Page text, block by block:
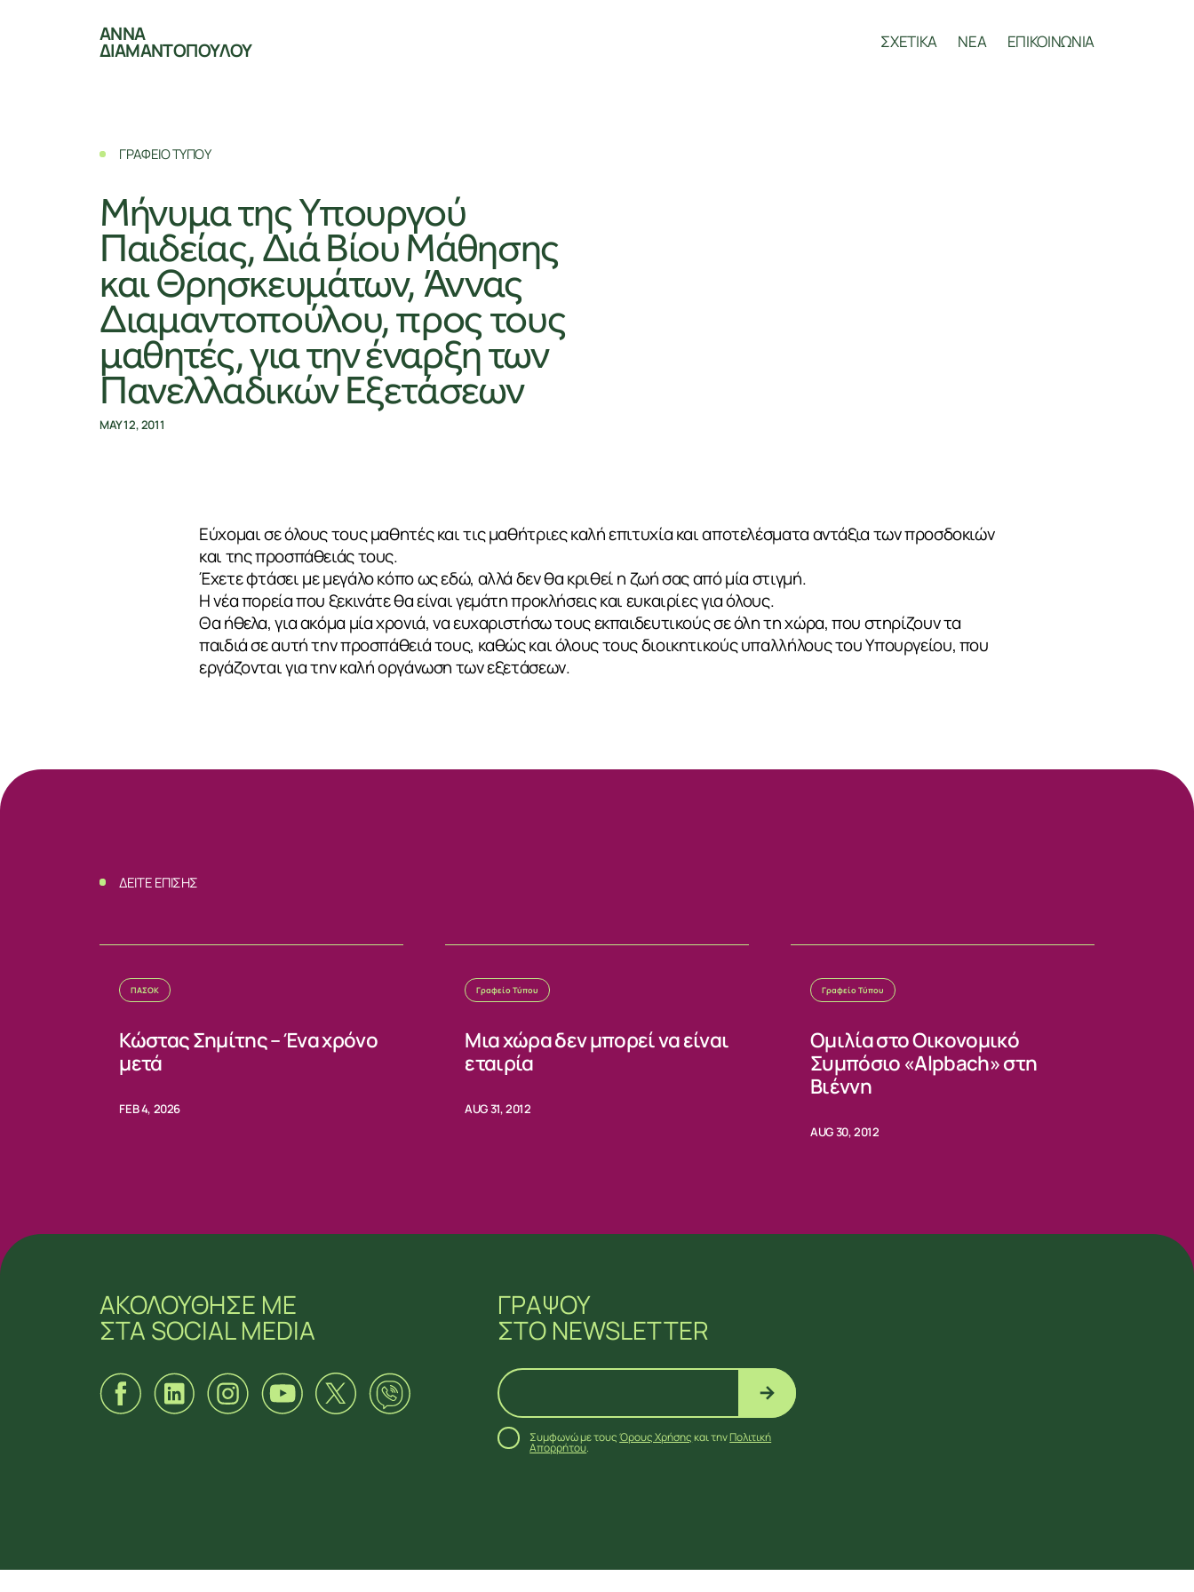
ΣΧΕΤΙΚΑ
ΝΕΑ
ΕΠΙΚΟΙΝΩΝΙΑ
ΑΝΝΑ
ΔΙΑΜΑΝΤΟΠΟΥΛΟΥ ΣΧΕΤΙΚΑ ΝΕΑ ΕΠΙΚΟΙΝΩΝΙΑ
ΓΡΑΦΕΙΟ ΤΥΠΟΥ
Μήνυμα της Υπουργού
Παιδείας, Διά Βίου Μάθησης
και Θρησκευμάτων, Άννας
Διαμαντοπούλου, προς τους
μαθητές, για την έναρξη των
Πανελλαδικών Εξετάσεων
MAY 12, 2011
Εύχομαι σε όλους τους μαθητές και τις μαθήτριες καλή επιτυχία και αποτελέσματα αντάξια των προσδοκιών
και της προσπάθειάς τους.
Έχετε φτάσει με μεγάλο κόπο ως εδώ, αλλά δεν θα κριθεί η ζωή σας από μία στιγμή.
Η νέα πορεία που ξεκινάτε θα είναι γεμάτη προκλήσεις και ευκαιρίες για όλους.
Θα ήθελα, για ακόμα μία χρονιά, να ευχαριστήσω τους εκπαιδευτικούς σε όλη τη χώρα, που στηρίζουν τα
παιδιά σε αυτή την προσπάθειά τους, καθώς και όλους τους διοικητικούς υπαλλήλους του Υπουργείου, που
εργάζονται για την καλή οργάνωση των εξετάσεων.
ΔΕΙΤΕ ΕΠΙΣΗΣ
ΠΑΣΟΚ
Κώστας Σημίτης – Ένα χρόνο
μετά
FEB 4, 2026
Γραφείο Τύπου
Μια χώρα δεν μπορεί να είναι
εταιρία
AUG 31, 2012
Γραφείο Τύπου
Ομιλία στο Οικονομικό
Συμπόσιο «Alpbach» στη
Βιέννη
AUG 30, 2012
ΑΚΟΛΟΥΘΗΣΕ ΜΕ
ΣΤΑ SOCIAL MEDIA
ΓΡΑΨΟΥ
ΣΤΟ NEWSLETTER
Συμφωνώ με τουςΌρους Χρήσηςκαι τηνΠολιτική
Απορρήτου.